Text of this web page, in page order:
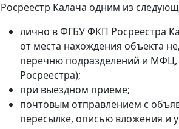
Росреестр Калача одним из
лично в ФГБУ ФКП Росреестра
от места нахождения объекта
перечню подразделений и
Росреестра);
при выездном приеме;
почтовым отправлением с
пересылке, описью вложения и